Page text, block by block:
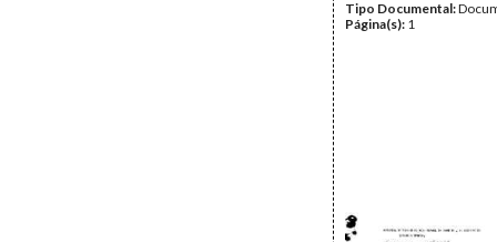
Tipo Documental:
Página(s): 1